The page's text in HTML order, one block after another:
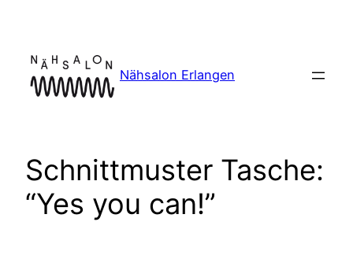
springen
Nähsalon Erlangen
Schnittmuster Tasche:
“Yes you can!”